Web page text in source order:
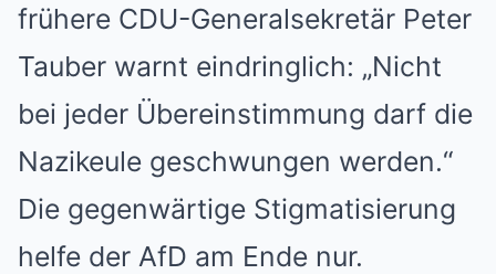
frühere CDU-Generalsekretär Peter
Tauber warnt eindringlich: „Nicht
bei jeder Übereinstimmung darf die
Nazikeule geschwungen werden.“
Die gegenwärtige Stigmatisierung
helfe der AfD am Ende nur.